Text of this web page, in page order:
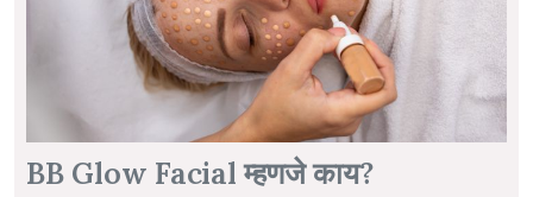
BB Glow Facial म्हणजे काय?